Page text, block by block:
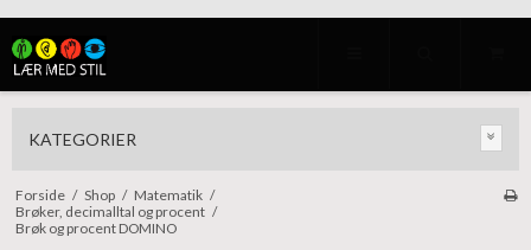
KATEGORIER
Forside / Shop / Matematik /
Brøker, decimalltal og procent /
Brøk og procent DOMINO